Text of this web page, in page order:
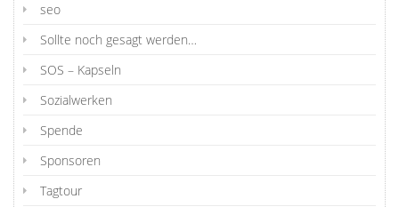
seo
Sollte noch gesagt werden…
SOS – Kapseln
Sozialwerken
Spende
Sponsoren
Tagtour